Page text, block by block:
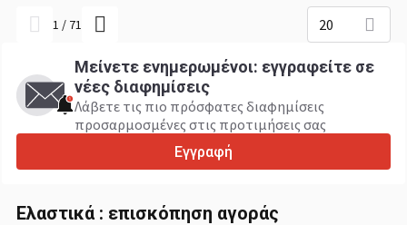
1 / 71 20
Μείνετε ενημερωμένοι: εγγραφείτε σε
νέες διαφημίσεις
Λάβετε τις πιο πρόσφατες διαφημίσεις
προσαρμοσμένες στις προτιμήσεις σας
Εγγραφή
Ελαστικά : επισκόπηση αγοράς